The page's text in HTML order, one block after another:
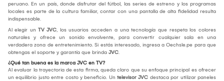
peruano. En un país, donde disfrutar del fútbol, las series de estreno y los programas
locales es parte de la cultura familiar, contar con una pantalla de alta fidelidad resulta
indispensable.
Al elegir un TV JVC, los usuarios acceden a una tecnología que respeta los colores
naturales y ofrece un sonido envolvente, para convertir cualquier sala en una
verdadera zona de entretenimiento. Si estás interesado, ingresa a Oechsle.pe para que
obtengas el soporte y garantía que brinda JVC.
¿Qué tan buena es la marca JVC en TV?
Al evaluar la trayectoria de esta firma, queda claro que su enfoque principal es ofrecer
un equilibrio justo entre costo y beneficio. Un televisor JVC destaca por utilizar paneles